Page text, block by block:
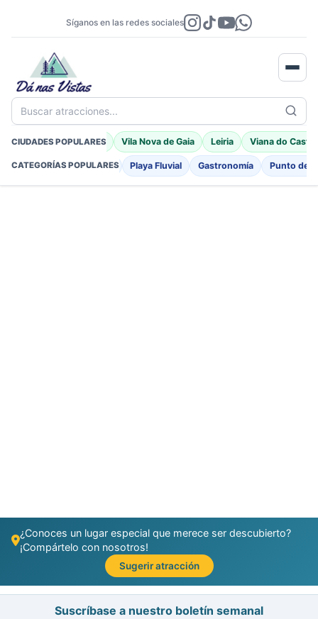
Síganos en las redes sociales
Buscar atracciones...
CIUDADES POPULARES
Braga Porto Moniz Vila Nova de Gaia Leiria Viana do
CATEGORÍAS POPULARES
Fortificaciones Iglesia Playa Fluvial Gastronomía Punto de
¿Conoces un lugar especial que merece ser descubierto?
¡Compártelo con nosotros!
Sugerir atracción
Suscríbase a nuestro boletín semanal